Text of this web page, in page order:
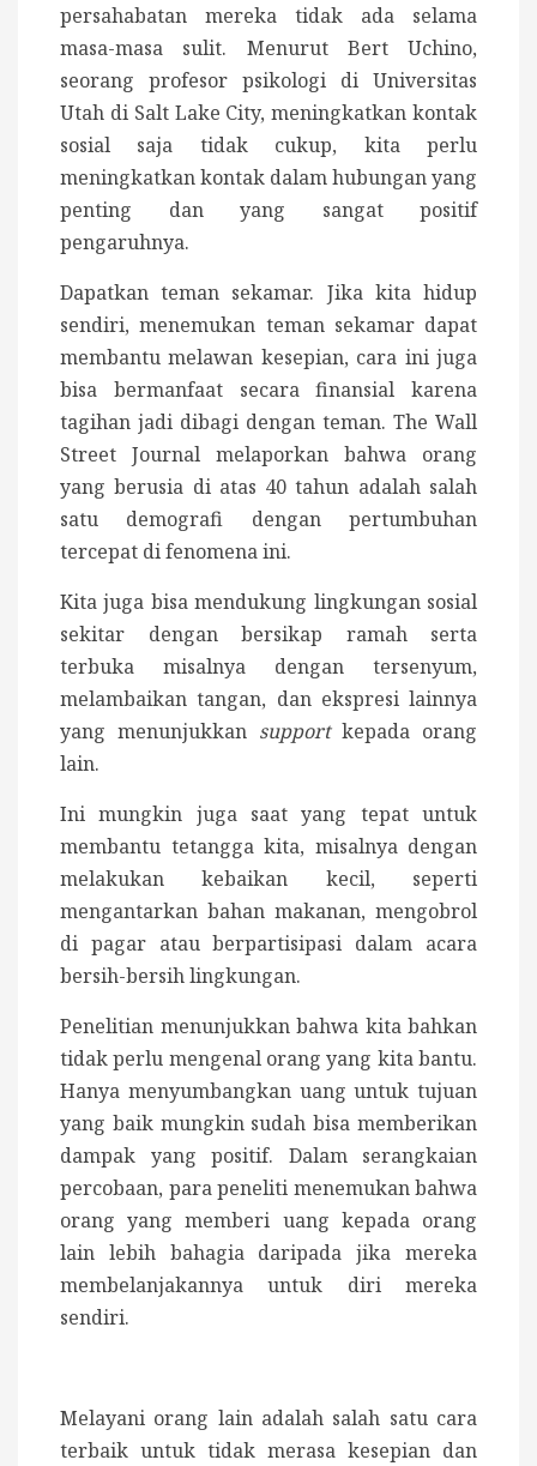
persahabatan mereka tidak ada selama
masa-masa sulit. Menurut Bert Uchino,
seorang profesor psikologi di Universitas
Utah di Salt Lake City, meningkatkan kontak
sosial saja tidak cukup, kita perlu
meningkatkan kontak dalam hubungan yang
penting dan yang sangat positif
pengaruhnya.
Dapatkan teman sekamar. Jika kita hidup
sendiri, menemukan teman sekamar dapat
membantu melawan kesepian, cara ini juga
bisa bermanfaat secara finansial karena
tagihan jadi dibagi dengan teman. The Wall
Street Journal melaporkan bahwa orang
yang berusia di atas 40 tahun adalah salah
satu demografi dengan pertumbuhan
tercepat di fenomena ini.
Kita juga bisa mendukung lingkungan sosial
sekitar dengan bersikap ramah serta
terbuka misalnya dengan tersenyum,
melambaikan tangan, dan ekspresi lainnya
yang menunjukkan supportkepada orang
lain.
Ini mungkin juga saat yang tepat untuk
membantu tetangga kita, misalnya dengan
melakukan kebaikan kecil, seperti
mengantarkan bahan makanan, mengobrol
di pagar atau berpartisipasi dalam acara
bersih-bersih lingkungan.
Penelitian menunjukkan bahwa kita bahkan
tidak perlu mengenal orang yang kita bantu.
Hanya menyumbangkan uang untuk tujuan
yang baik mungkin sudah bisa memberikan
dampak yang positif. Dalam serangkaian
percobaan, para peneliti menemukan bahwa
orang yang memberi uang kepada orang
lain lebih bahagia daripada jika mereka
membelanjakannya untuk diri mereka
sendiri.
Melayani orang lain adalah salah satu cara
terbaik untuk tidak merasa kesepian dan